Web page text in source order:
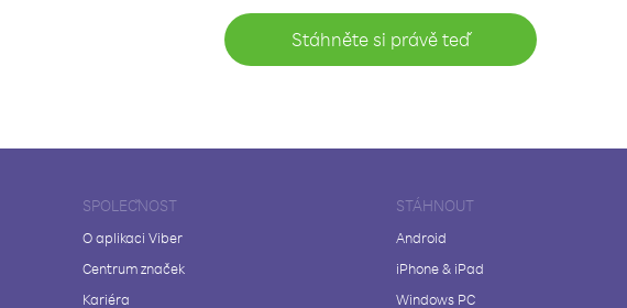
Stáhněte si právě teď
SPOLEČNOST
O aplikaci Viber
Centrum značek
Kariéra
STÁHNOUT
Android
iPhone & iPad
Windows PC